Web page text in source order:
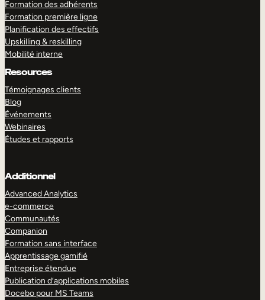
Formation des adhérents
Formation première ligne
Planification des effectifs
Upskilling & reskilling
Mobilité interne
Resources
Témoignages clients
Blog
Événements
Webinaires
Études et rapports
Additionnel
Advanced Analytics
e-commerce
Communautés
Companion
Formation sans interface
Apprentissage gamifié
Entreprise étendue
Publication d’applications mobiles
Docebo pour MS Teams